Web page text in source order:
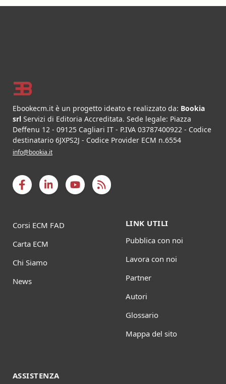
Ebookecm.it è un progetto ideato e realizzato da: Bookia
srl Servizi di Editoria Accreditata. Sede legale: Piazza
Deffenu 12 - 09125 Cagliari IT - P.IVA 03787400922 - Codice
destinatario 6JXPS2J - Codice Provider ECM n.6554
info@bookia.it
Corsi ECM FAD
Carta ECM
Chi Siamo
News
LINK UTILI
Pubblica con noi
Lavora con noi
Partner
Autori
Glossario
Mappa del sito
ASSISTENZA